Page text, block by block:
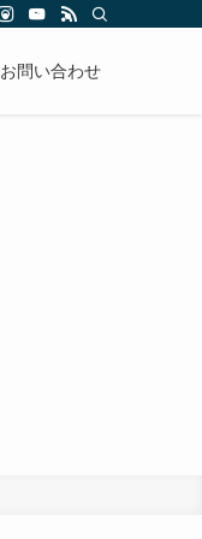
お問い合わせ